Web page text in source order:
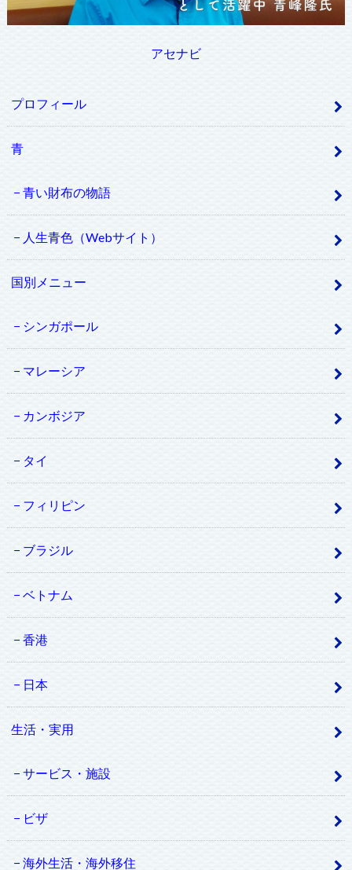
アセナビ
プロフィール
青
青い財布の物語
人生青色（Webサイト）
国別メニュー
シンガポール
マレーシア
カンボジア
タイ
フィリピン
ブラジル
ベトナム
香港
日本
生活・実用
サービス・施設
ビザ
海外生活・海外移住